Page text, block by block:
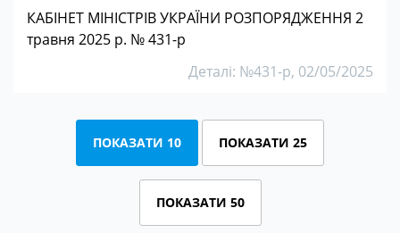
КАБІНЕТ МІНІСТРІВ УКРАЇНИ РОЗПОРЯДЖЕННЯ 2
травня 2025 р. № 431-р
Деталі: №431-р, 02/05/2025
ПОКАЗАТИ 10 ПОКАЗАТИ 25
ПОКАЗАТИ 50